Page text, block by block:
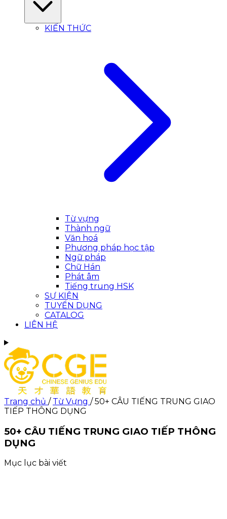
KIẾN THỨC
Từ vựng
Thành ngữ
Văn hoá
Phương pháp học tập
Ngữ pháp
Chữ Hán
Phát âm
Tiếng trung HSK
SỰ KIỆN
TUYỂN DỤNG
CATALOG
LIÊN HỆ
Trang chủ / Từ Vựng / 50+ CÂU TIẾNG TRUNG GIAO
TIẾP THÔNG DỤNG
50+ CÂU TIẾNG TRUNG GIAO TIẾP THÔNG
DỤNG
Mục lục bài viết